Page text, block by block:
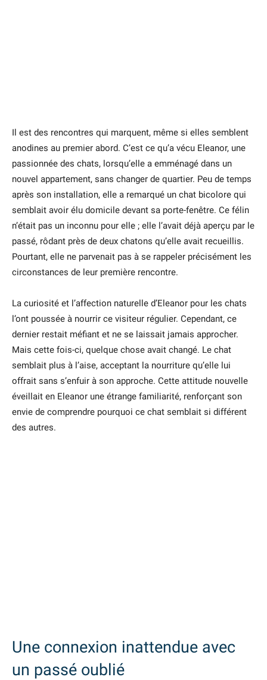
Il est des rencontres qui marquent, même si elles semblent
anodines au premier abord. C’est ce qu’a vécu Eleanor, une
passionnée des chats, lorsqu’elle a emménagé dans un
nouvel appartement, sans changer de quartier. Peu de temps
après son installation, elle a remarqué un chat bicolore qui
semblait avoir élu domicile devant sa porte-fenêtre. Ce félin
n’était pas un inconnu pour elle ; elle l’avait déjà aperçu par le
passé, rôdant près de deux chatons qu’elle avait recueillis.
Pourtant, elle ne parvenait pas à se rappeler précisément les
circonstances de leur première rencontre.
La curiosité et l’affection naturelle d’Eleanor pour les chats
l’ont poussée à nourrir ce visiteur régulier. Cependant, ce
dernier restait méfiant et ne se laissait jamais approcher.
Mais cette fois-ci, quelque chose avait changé. Le chat
semblait plus à l’aise, acceptant la nourriture qu’elle lui
offrait sans s’enfuir à son approche. Cette attitude nouvelle
éveillait en Eleanor une étrange familiarité, renforçant son
envie de comprendre pourquoi ce chat semblait si différent
des autres.
Une connexion inattendue avec
un passé oublié